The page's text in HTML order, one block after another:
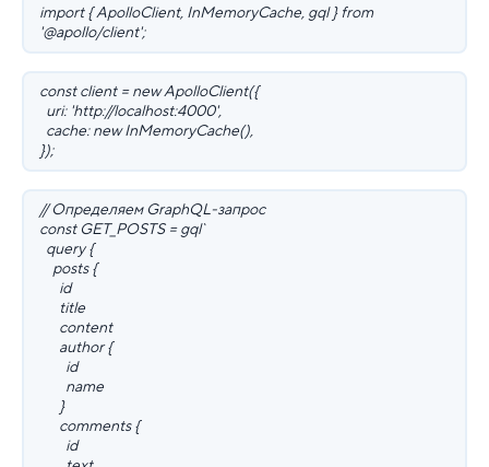
import { ApolloClient, InMemoryCache, gql } from
'@apollo/client';
const client = new ApolloClient({
uri: 'http://localhost:4000',
cache: new InMemoryCache(),
});
// Определяем GraphQL-запрос
const GET_POSTS = gql`
query {
posts {
id
title
content
author {
id
name
}
comments {
id